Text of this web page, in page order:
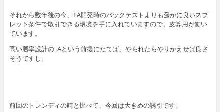
それから数年後の今、EA開発時のバックテストよりも遥かに良いスプ
レッド条件で取引できる環境を手に入れていますので、皮算用が働い
ています。
高い勝率設計のEAという前提にたてば、やられたらやりかえせば良さ
そうですし。
前回のトレンディの時と比べて、今回は大きめの誘引です。